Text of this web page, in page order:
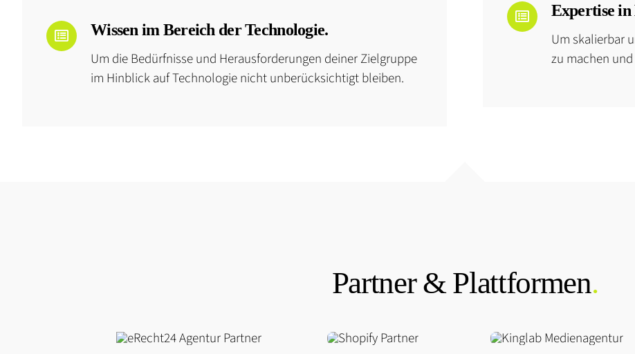
Wissen im Bereich der Technologie.
Um die Bedürfnisse und Herausforderungen deiner Zielgruppe
im Hinblick auf Technologie nicht unberücksichtigt bleiben.
Expertise
Um skalierbar
zu machen
Partner & Plattformen.